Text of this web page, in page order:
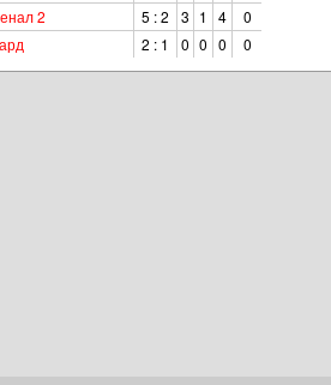
2 5 : 2 3 1 4
0
2 : 1 0 0 0 0